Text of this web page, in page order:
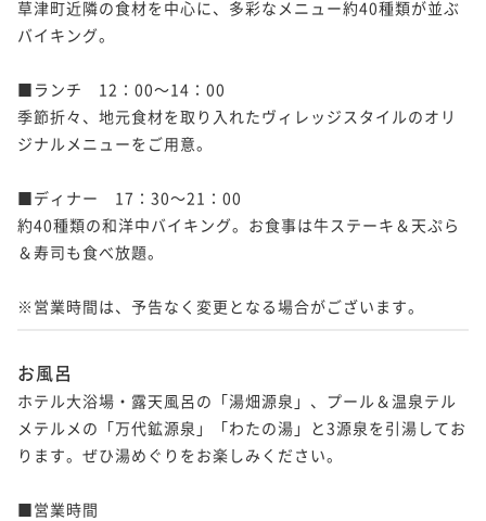
草津町近隣の食材を中心に、多彩なメニュー約40種類が並ぶ
バイキング。
■ランチ　12：00～14：00
季節折々、地元食材を取り入れたヴィレッジスタイルのオリ
ジナルメニューをご用意。
■ディナー　17：30～21：00
約40種類の和洋中バイキング。お食事は牛ステーキ＆天ぷら
＆寿司も食べ放題。
※営業時間は、予告なく変更となる場合がございます。
お風呂
ホテル大浴場・露天風呂の「湯畑源泉」、プール＆温泉テル
メテルメの「万代鉱源泉」「わたの湯」と3源泉を引湯してお
ります。ぜひ湯めぐりをお楽しみください。
■営業時間